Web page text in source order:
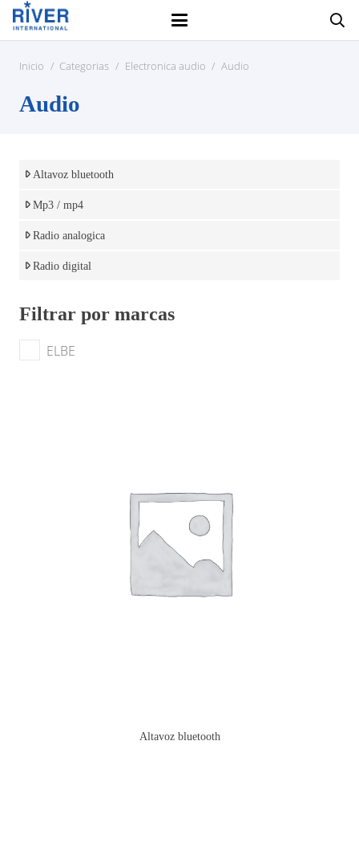
Inicio / Categorias / Electronica audio / Audio
Audio
Altavoz bluetooth
Mp3 / mp4
Radio analogica
Radio digital
Filtrar por marcas
ELBE
Altavoz bluetooth